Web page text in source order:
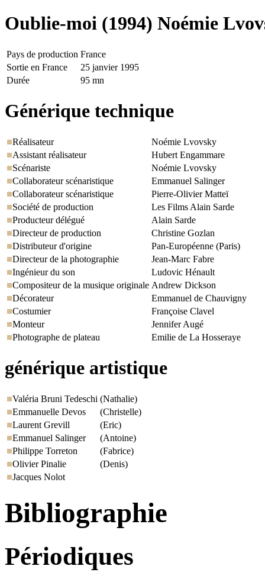
Oublie-moi (1994) Noémie
Pays de production France
Sortie en France
25 janvier 1995
Durée
95 mn
Générique technique
Réalisateur
Noémie Lvovsky
Assistant réalisateur
Hubert Engammare
Scénariste
Noémie Lvovsky
Collaborateur scénaristique
Emmanuel Salinger
Collaborateur scénaristique
Pierre-Olivier Matteï
Société de production
Les Films Alain Sarde
Producteur délégué
Alain Sarde
Directeur de production
Christine Gozlan
Distributeur d'origine
Pan-Européenne (Paris)
Directeur de la photographie
Jean-Marc Fabre
Ingénieur du son
Ludovic Hénault
Compositeur de la musique originale Andrew Dickson
Décorateur
Emmanuel de Chauvigny
Costumier
Françoise Clavel
Monteur
Jennifer Augé
Photographe de plateau
Emilie de La Hosseraye
générique artistique
Valéria Bruni Tedeschi (Nathalie)
Emmanuelle Devos
(Christelle)
Laurent Grevill
(Eric)
Emmanuel Salinger
(Antoine)
Philippe Torreton
(Fabrice)
Olivier Pinalie
(Denis)
Jacques Nolot
Bibliographie
Périodiques